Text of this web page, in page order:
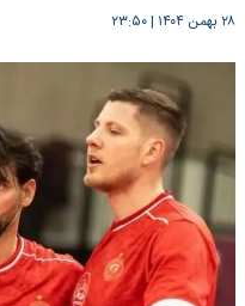
۲۸ بهمن ۱۴۰۴ |۲۳:۵۰